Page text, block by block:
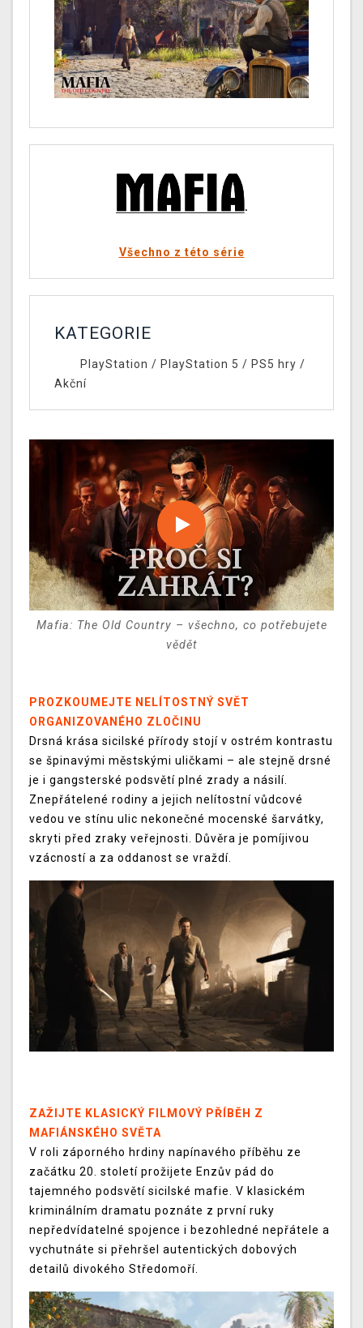
Všechno z této série
KATEGORIE
PlayStation / PlayStation 5 / PS5 hry /
Akční
Mafia: The Old Country – všechno, co potřebujete
vědět
PROZKOUMEJTE NELÍTOSTNÝ SVĚT
ORGANIZOVANÉHO ZLOČINU
Drsná krása sicilské přírody stojí v ostrém kontrastu
se špinavými městskými uličkami – ale stejně drsné
je i gangsterské podsvětí plné zrady a násilí.
Znepřátelené rodiny a jejich nelítostní vůdcové
vedou ve stínu ulic nekonečné mocenské šarvátky,
skryti před zraky veřejnosti. Důvěra je pomíjivou
vzácností a za oddanost se vraždí.
ZAŽIJTE KLASICKÝ FILMOVÝ PŘÍBĚH Z
MAFIÁNSKÉHO SVĚTA
V roli záporného hrdiny napínavého příběhu ze
začátku 20. století prožijete Enzův pád do
tajemného podsvětí sicilské mafie. V klasickém
kriminálním dramatu poznáte z první ruky
nepředvídatelné spojence i bezohledné nepřátele a
vychutnáte si přehršel autentických dobových
detailů divokého Středomoří.